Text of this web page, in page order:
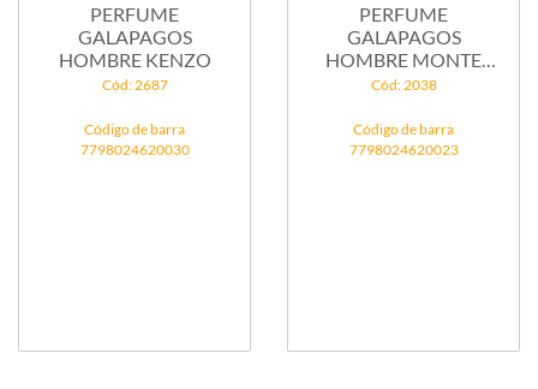
PERFUME
GALAPAGOS
HOMBRE KENZO
Cód: 2687
Código de barra
7798024620030
PERFUME
GALAPAGOS
HOMBRE MONTE
BLANCO
Cód: 2038
Código de barra
7798024620023